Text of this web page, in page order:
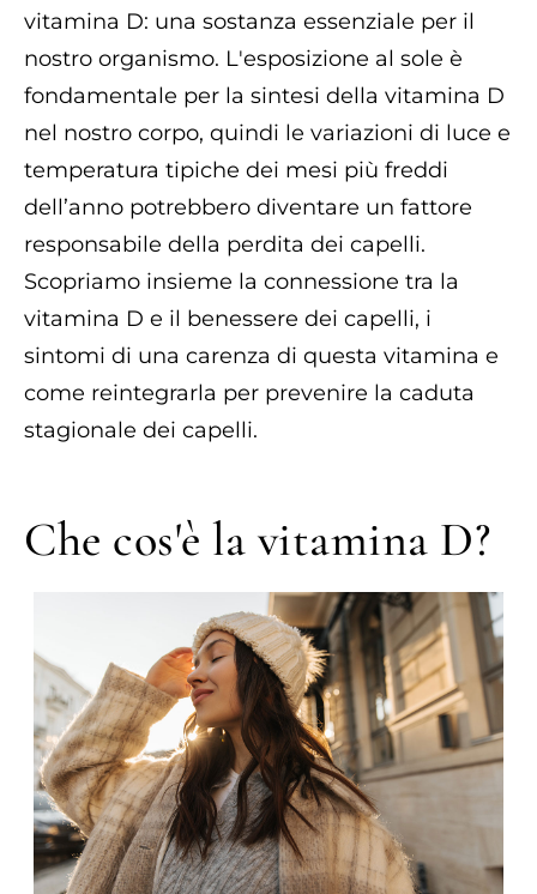
vitamina D: una sostanza essenziale per il
nostro organismo. L'esposizione al sole è
fondamentale per la sintesi della vitamina D
nel nostro corpo, quindi le variazioni di luce e
temperatura tipiche dei mesi più freddi
dell’anno potrebbero diventare un fattore
responsabile della perdita dei capelli.
Scopriamo insieme la connessione tra la
vitamina D e il benessere dei capelli, i
sintomi di una carenza di questa vitamina e
come reintegrarla per prevenire la caduta
stagionale dei capelli.
Che cos'è la vitamina D?